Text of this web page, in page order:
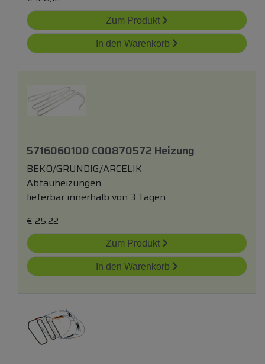
Zum Produkt
In den Warenkorb
5716060100 C00870572 Heizung
BEKO/GRUNDIG/ARCELIK
Abtauheizungen
lieferbar innerhalb von 3 Tagen
€ 25,22
Zum Produkt
In den Warenkorb